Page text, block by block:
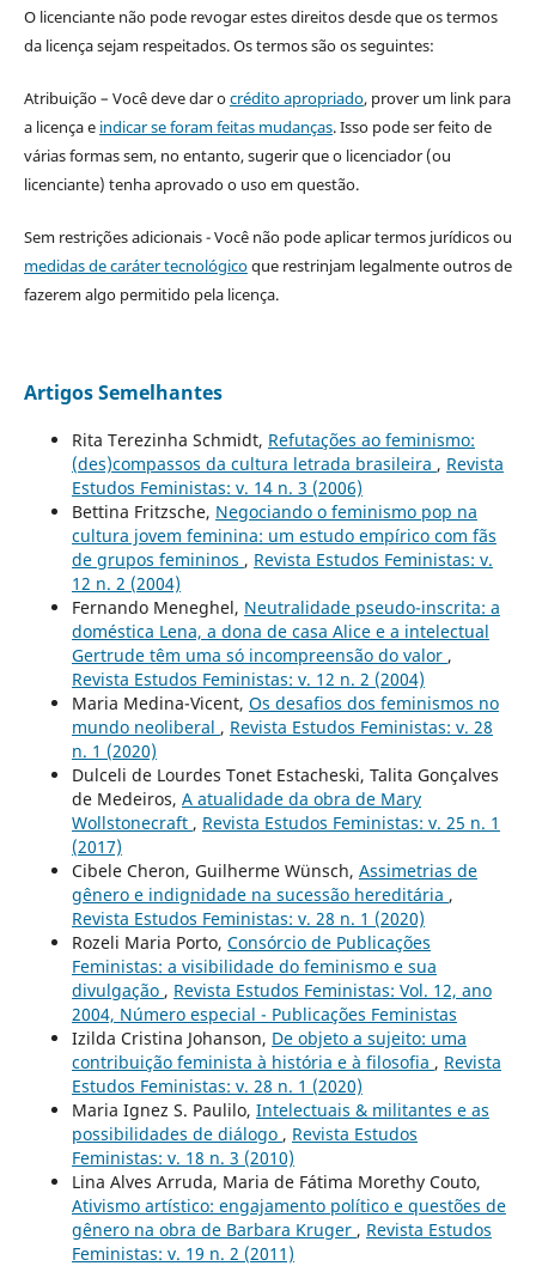
O licenciante não pode revogar estes direitos desde que os termos
da licença sejam respeitados. Os termos são os seguintes:
Atribuição – Você deve dar ocrédito apropriado, prover um link para
a licença e indicar se foram feitas mudanças. Isso pode ser feito de
várias formas sem, no entanto, sugerir que o licenciador (ou
licenciante) tenha aprovado o uso em questão.
Sem restrições adicionais - Você não pode aplicar termos jurídicos ou
medidas de caráter tecnológicoque restrinjam legalmente outros de
fazerem algo permitido pela licença.
Artigos Semelhantes
Rita Terezinha Schmidt, Refutações ao feminismo:
(des)compassos da cultura letrada brasileira , Revista
Estudos Feministas: v. 14 n. 3 (2006)
Bettina Fritzsche, Negociando o feminismo pop na
cultura jovem feminina: um estudo empírico com fãs
de grupos femininos , Revista Estudos Feministas: v.
12 n. 2 (2004)
Fernando Meneghel, Neutralidade pseudo-inscrita: a
doméstica Lena, a dona de casa Alice e a intelectual
Gertrude têm uma só incompreensão do valor ,
Revista Estudos Feministas: v. 12 n. 2 (2004)
Maria Medina-Vicent, Os desafios dos feminismos no
mundo neoliberal , Revista Estudos Feministas: v. 28
n. 1 (2020)
Dulceli de Lourdes Tonet Estacheski, Talita Gonçalves
de Medeiros, A atualidade da obra de Mary
Wollstonecraft , Revista Estudos Feministas: v. 25 n. 1
(2017)
Cibele Cheron, Guilherme Wünsch, Assimetrias de
gênero e indignidade na sucessão hereditária ,
Revista Estudos Feministas: v. 28 n. 1 (2020)
Rozeli Maria Porto, Consórcio de Publicações
Feministas: a visibilidade do feminismo e sua
divulgação , Revista Estudos Feministas: Vol. 12, ano
2004, Número especial - Publicações Feministas
Izilda Cristina Johanson, De objeto a sujeito: uma
contribuição feminista à história e à filosofia , Revista
Estudos Feministas: v. 28 n. 1 (2020)
Maria Ignez S. Paulilo, Intelectuais & militantes e as
possibilidades de diálogo , Revista Estudos
Feministas: v. 18 n. 3 (2010)
Lina Alves Arruda, Maria de Fátima Morethy Couto,
Ativismo artístico: engajamento político e questões de
gênero na obra de Barbara Kruger , Revista Estudos
Feministas: v. 19 n. 2 (2011)